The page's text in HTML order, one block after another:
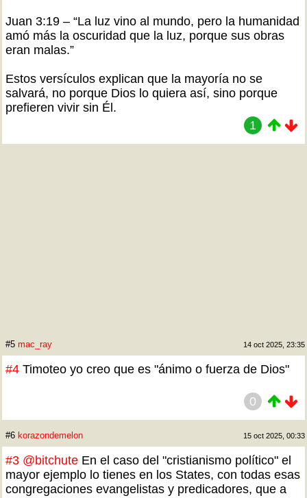
Juan 3:19 – “La luz vino al mundo, pero la humanidad
amó más la oscuridad que la luz, porque sus obras
eran malas.”
Estos versículos explican que la mayoría no se
salvará, no porque Dios lo quiera así, sino porque
prefieren vivir sin Él.
1
#5 mac_ray 14 oct 2025, 23:35
#4 Timoteo yo creo que es "ánimo o fuerza de Dios"
0
#6 korazondemelon 15 oct 2025, 00:33
#3 @bitchute En el caso del "cristianismo político" el
mayor ejemplo lo tienes en los States, con todas esas
congregaciones evangelistas y predicadores, que a